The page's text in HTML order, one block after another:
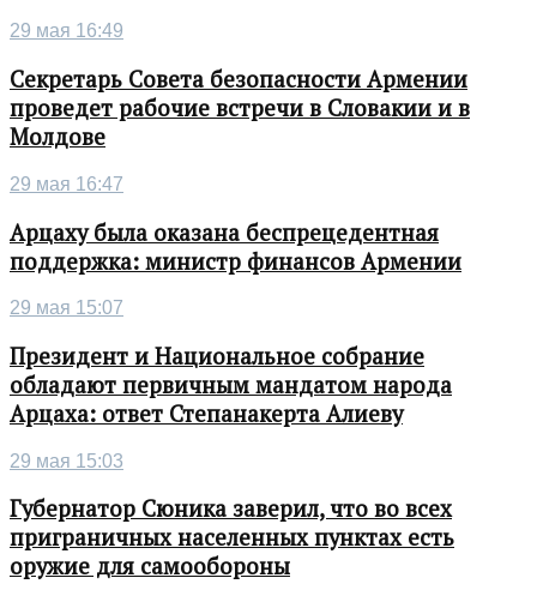
29 мая 16:49
Секретарь Совета безопасности Армении
проведет рабочие встречи в Словакии и в
Молдове
29 мая 16:47
Арцаху была оказана беспрецедентная
поддержка: министр финансов Армении
29 мая 15:07
Президент и Национальное собрание
обладают первичным мандатом народа
Арцаха: ответ Степанакерта Алиеву
29 мая 15:03
Губернатор Сюника заверил, что во всех
приграничных населенных пунктах есть
оружие для самообороны